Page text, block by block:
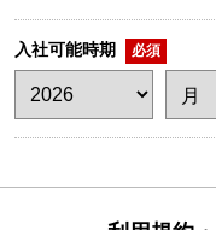
入社可能時期 必須